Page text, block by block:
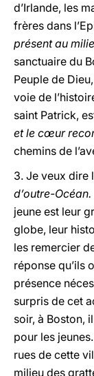
d’Irlande, les
frères dans
présent au
sanctuaire du
Peuple de
voie de
saint Patrick,
et le cœur
chemins de
3. Je veux dire
d’outre-Océan.
jeune est leur
globe, leur
les remercier
réponse qu’ils
présence
surpris de cet
soir, à Boston,
pour les
rues de cette
milieu des